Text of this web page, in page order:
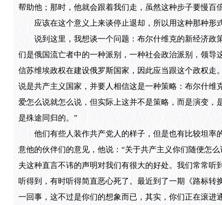
帮助他；那时，他就会跟着我们走，虽然这种步子要慢百
应该在这个意义上来谈停止退却，所以用这种那种形
说到这里，我想谈一个问题：布尔什维克的新经济政
们是俄国流亡者中的一种派别，一种社会政治派别，领
信苏维埃政权在建设俄罗斯国家，因此应当跟这个政权
说是共产主义国家，并要人相信这是一种策略：布尔什
爱怎么说就怎么说，但实际上这并不是策略，而是演变
是殊途同归的。”
他们有些人装作共产党人的样子，但是也有比较坦率
意他的伙伴们的意见，他说：“关于共产主义你们随便怎
夫这种直言不讳的声明对我们有很大的好处。我们常常听
听得到，有时听得简直恶心死了。最近到了一期《路标
一回事，这不过是你们的想象而已，其实，你们正在滚